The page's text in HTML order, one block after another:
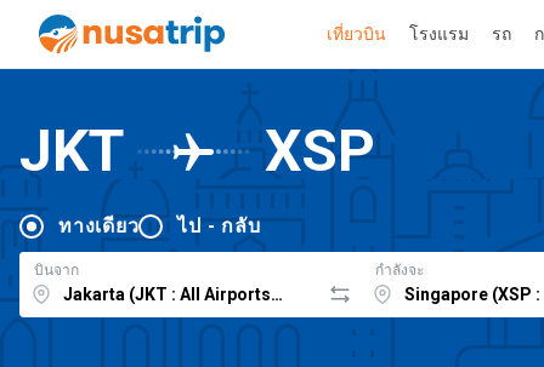
เที่ยวบิน โรงแรม รถ
JKT XSP
ทางเดียว ไป - กลับ
บินจาก กำลังจะ